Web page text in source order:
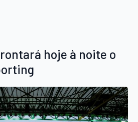
hoje à noite o